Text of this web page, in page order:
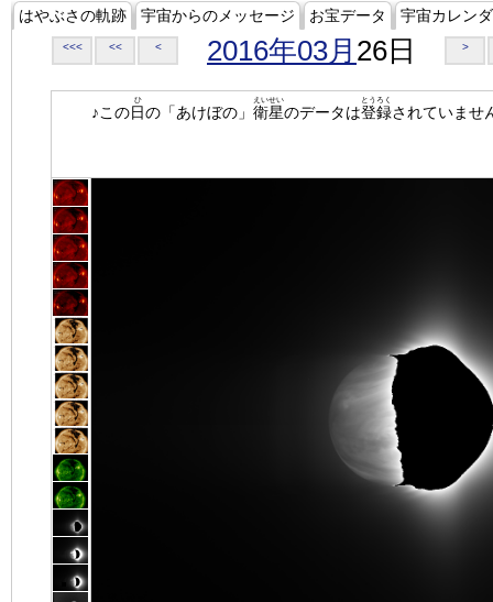
はやぶさの軌跡 宇宙からのメッセージ お宝データ 宇宙カレン
<<< << < 2016年03月 26日 >
♪この日
ひ
の「あけぼの」 衛星
えいせい
のデータは登録
とうろく
されていませ